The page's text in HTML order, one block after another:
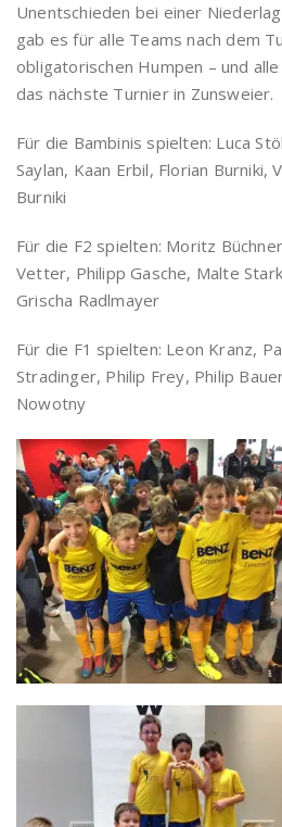
Unentschieden bei einer
gab es für alle Teams nach dem
obligatorischen Humpen – und
das nächste Turnier in Zunsweier.
Für die Bambinis spielten: Luca
Saylan, Kaan Erbil, Florian Burniki,
Burniki
Für die F2 spielten: Moritz
Vetter, Philipp Gasche, Malte
Grischa Radlmayer
Für die F1 spielten: Leon Kranz,
Stradinger, Philip Frey, Philip
Nowotny